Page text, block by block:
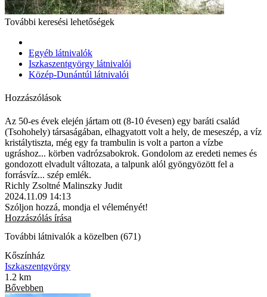
További keresési lehetőségek
Egyéb látnivalók
Iszkaszentgyörgy látnivalói
Közép-Dunántúl látnivalói
Hozzászólások
Az 50-es évek elején jártam ott (8-10 évesen) egy baráti család
(Tsohohely) társaságában, elhagyatott volt a hely, de meseszép, a víz
kristálytiszta, még egy fa trambulin is volt a parton a vízbe
ugráshoz... körben vadrózsabokrok. Gondolom az eredeti nemes és
gondozott elvadult változata, a talpunk alól gyöngyözött fel a
forrásvíz... szép emlék.
Richly Zsoltné Malinszky Judit
2024.11.09 14:13
Szóljon hozzá, mondja el véleményét!
Hozzászólás írása
További látnivalók a közelben (671)
Kőszínház
Iszkaszentgyörgy
1.2 km
Bővebben